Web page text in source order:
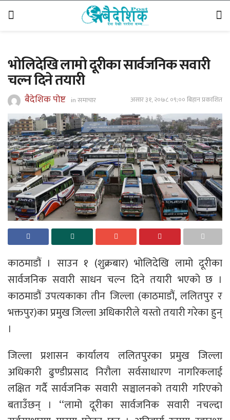
भोलिदेखि लामो दूरीका सार्वजनिक सवारी
चल्न दिने तयारी
बैदेशिक पोष्ट inसमाचार असार ३१, २०७८ ०९;०० बिहान प्रकाशित
काठमाडौं । साउन १ (शुक्रबार) भोलिदेखि लामो दूरीका
सार्वजनिक सवारी साधन चल्न दिने तयारी भएको छ ।
काठमाडौं उपत्यकाका तीन जिल्ला (काठमाडौं, ललितपुर र
भक्तपुर)का प्रमुख जिल्ला अधिकारीले यस्तो तयारी गरेका हुन्
।
जिल्ला प्रशासन कार्यालय ललितपुरका प्रमुख जिल्ला
अधिकारी ढुण्डीप्रसाद निरौला सर्वसाधारण नागरिकलाई
लक्षित गर्दै सार्वजनिक सवारी सञ्चालनको तयारी गरिएको
बताउँछन् । ‘‘लामो दूरीका सार्वजनिक सवारी नचल्दा